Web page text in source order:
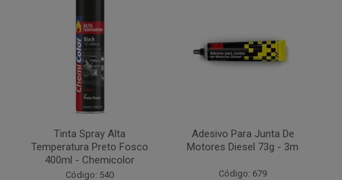
Tinta Spray Alta
Temperatura Preto Fosco
400ml - Chemicolor
Código: 540
Adesivo Para Junta De
Motores Diesel 73g - 3m
Código: 679